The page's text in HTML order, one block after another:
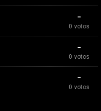
-
0 votos
-
0 votos
-
0 votos